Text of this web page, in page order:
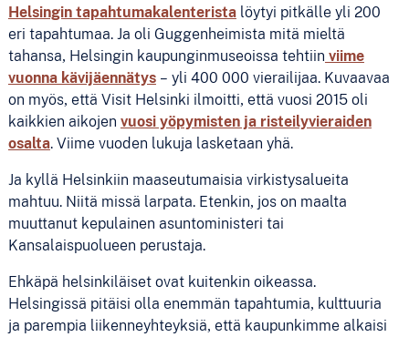
Helsingin tapahtumakalenteristalöytyi pitkälle yli 200
eri tapahtumaa. Ja oli Guggenheimista mitä mieltä
tahansa, Helsingin kaupunginmuseoissa tehtiin viime
vuonna kävijäennätys– yli 400 000 vierailijaa. Kuvaavaa
on myös, että Visit Helsinki ilmoitti, että vuosi 2015 oli
kaikkien aikojen vuosi yöpymisten ja risteilyvieraiden
osalta. Viime vuoden lukuja lasketaan yhä.
Ja kyllä Helsinkiin maaseutumaisia virkistysalueita
mahtuu. Niitä missä larpata. Etenkin, jos on maalta
muuttanut kepulainen asuntoministeri tai
Kansalaispuolueen perustaja.
Ehkäpä helsinkiläiset ovat kuitenkin oikeassa.
Helsingissä pitäisi olla enemmän tapahtumia, kulttuuria
ja parempia liikenneyhteyksiä, että kaupunkimme alkaisi